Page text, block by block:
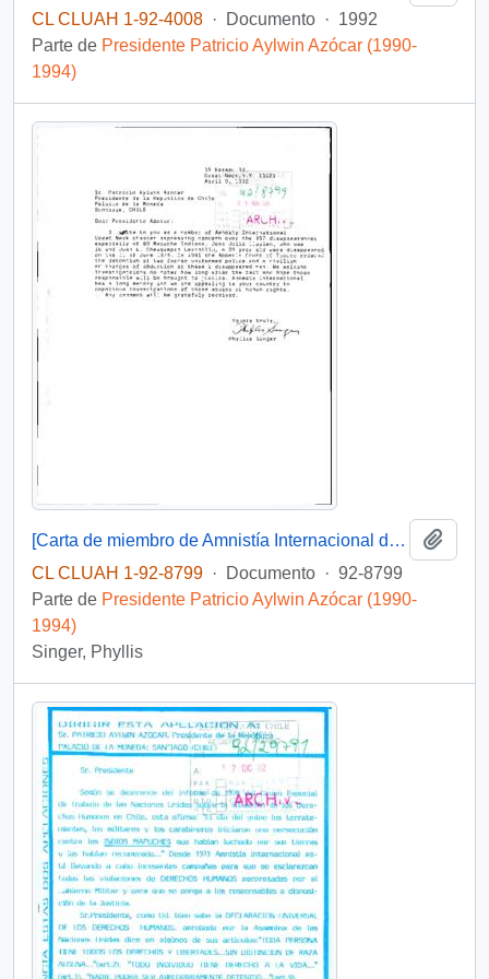
CL CLUAH 1-92-4008 · Documento · 1992
Parte de Presidente Patricio Aylwin Azócar (1990-
1994)
[Carta de miembro de Amnistía Internacional dirigida al Presidente Patricio Aylwin, referente a detenidos desaparecidos]
CL CLUAH 1-92-8799 · Documento · 92-8799
Parte de Presidente Patricio Aylwin Azócar (1990-
1994)
Singer, Phyllis